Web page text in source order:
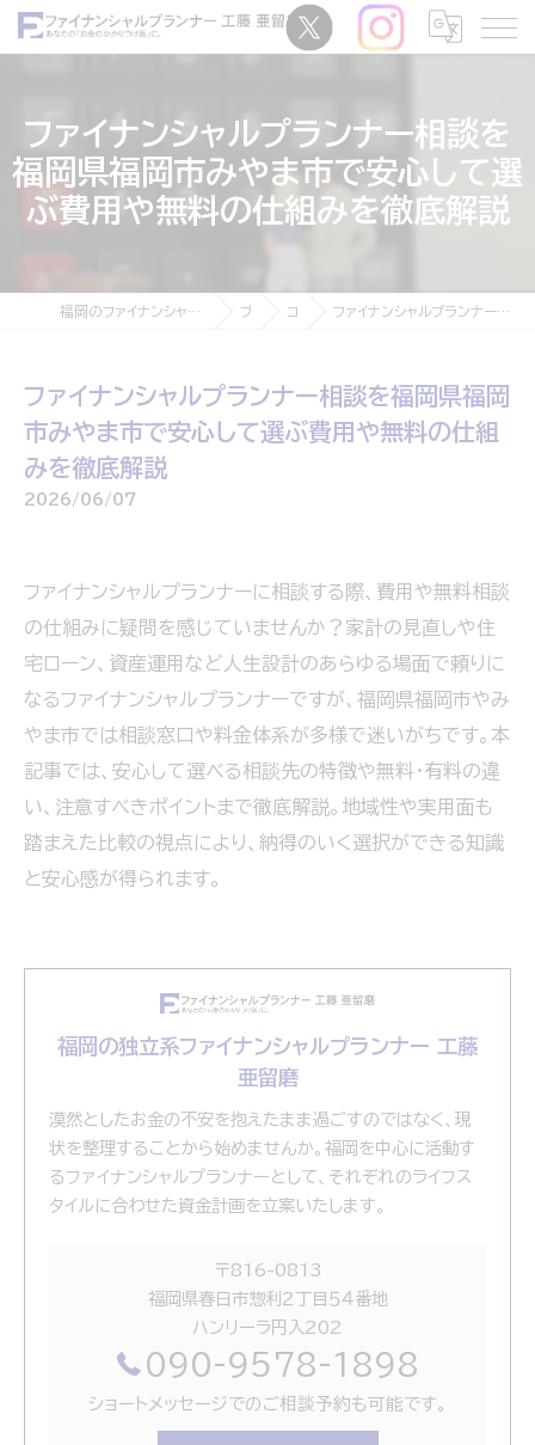
ファイナンシャルプランナー相談を
福岡県福岡市みやま市で安心して選
ぶ費用や無料の仕組みを徹底解説
福岡のファイナンシャルプランナーなら独立系ファイナンシャルプランナー 工藤亜留磨 ブログ コラム ファイナンシャルプランナー相談を福岡県福岡市みやま市で安心して選ぶ費用や無料の仕組みを徹底解説
ファイナンシャルプランナー相談を福岡県福岡
市みやま市で安心して選ぶ費用や無料の仕組
みを徹底解説
2026/06/07
ファイナンシャルプランナーに相談する際、費用や無料相談
の仕組みに疑問を感じていませんか？家計の見直しや住
宅ローン、資産運用など人生設計のあらゆる場面で頼りに
なるファイナンシャルプランナーですが、福岡県福岡市やみ
やま市では相談窓口や料金体系が多様で迷いがちです。本
記事では、安心して選べる相談先の特徴や無料・有料の違
い、注意すべきポイントまで徹底解説。地域性や実用面も
踏まえた比較の視点により、納得のいく選択ができる知識
と安心感が得られます。
福岡の独立系ファイナンシャルプランナー 工藤
亜留磨
漠然としたお金の不安を抱えたまま過ごすのではなく、現
状を整理することから始めませんか。福岡を中心に活動す
るファイナンシャルプランナーとして、それぞれのライフス
タイルに合わせた資金計画を立案いたします。
〒816-0813
福岡県春日市惣利２丁目５４番地
ハンリーラ円入202
090-9578-1898
ショートメッセージでのご相談予約も可能です。